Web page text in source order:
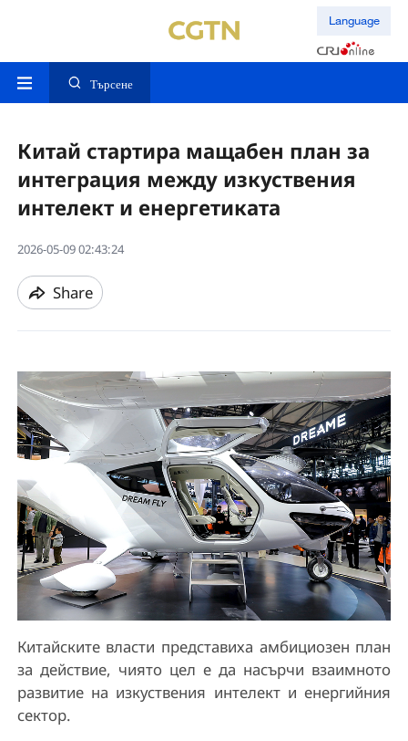
Language
Търсене
Китай стартира мащабен план за
интеграция между изкуствения
интелект и енергетиката
2026-05-09 02:43:24
Share
Китайските власти представиха амбициозен план
за действие, чиято цел е да насърчи взаимното
развитие на изкуствения интелект и енергийния
сектор.